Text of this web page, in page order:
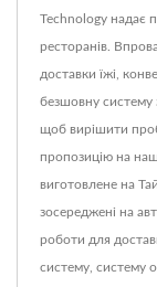
Technology надає
ресторанів.
доставки їжі,
безшовну систему
щоб вирішити
пропозицію на
виготовлене на
зосереджені на
роботи для
систему, систему